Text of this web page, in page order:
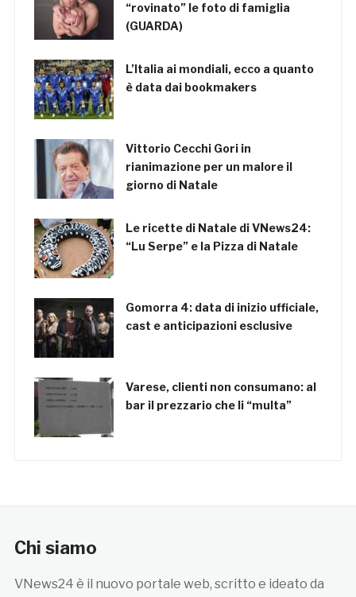
“rovinato” le foto di famiglia
(GUARDA)
L’Italia ai mondiali, ecco a quanto
è data dai bookmakers
Vittorio Cecchi Gori in
rianimazione per un malore il
giorno di Natale
Le ricette di Natale di VNews24:
“Lu Serpe” e la Pizza di Natale
Gomorra 4: data di inizio ufficiale,
cast e anticipazioni esclusive
Varese, clienti non consumano: al
bar il prezzario che li “multa”
Chi siamo
VNews24 è il nuovo portale web, scritto e ideato da